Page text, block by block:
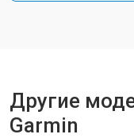
Другие
Garmin